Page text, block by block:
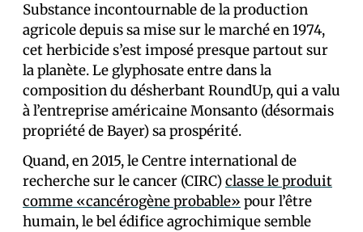
Substance incontournable de la production
agricole depuis sa mise sur le marché en 1974,
cet herbicide s’est imposé presque partout sur
la planète. Le glyphosate entre dans la
composition du désherbant RoundUp, qui a valu
à l’entreprise américaine Monsanto (désormais
propriété de Bayer) sa prospérité.
Quand, en 2015, le Centre international de
recherche sur le cancer (CIRC)classe le produit
comme «cancérogène probable» pour l’être
humain, le bel édifice agrochimique semble